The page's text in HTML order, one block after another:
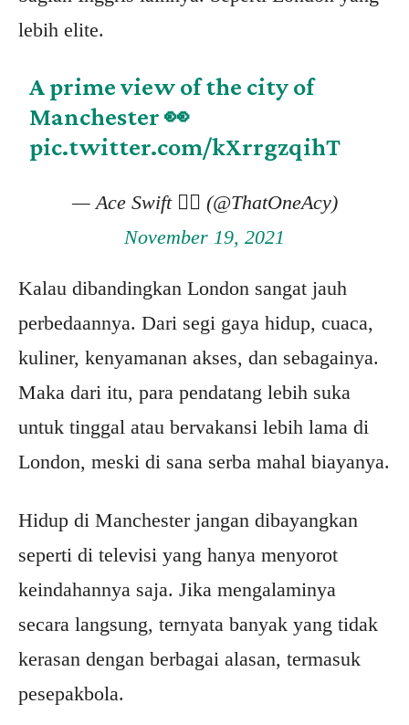
lebih elite.
A prime view of the city of
Manchester 👀
pic.twitter.com/kXrrgzqihT
— Ace Swift 🏳️‍🌈 (@ThatOneAcy)
November 19, 2021
Kalau dibandingkan London sangat jauh
perbedaannya. Dari segi gaya hidup, cuaca,
kuliner, kenyamanan akses, dan sebagainya.
Maka dari itu, para pendatang lebih suka
untuk tinggal atau bervakansi lebih lama di
London, meski di sana serba mahal biayanya.
Hidup di Manchester jangan dibayangkan
seperti di televisi yang hanya menyorot
keindahannya saja. Jika mengalaminya
secara langsung, ternyata banyak yang tidak
kerasan dengan berbagai alasan, termasuk
pesepakbola.